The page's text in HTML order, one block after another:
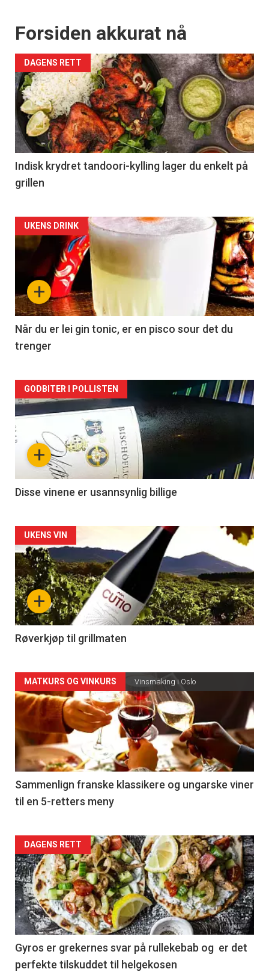
Forsiden akkurat nå
DAGENS RETT
Indisk krydret tandoori-kylling lager du enkelt på
grillen
Forsiden
akkurat
nå
-
2
+
UKENS DRINK
Når du er lei gin tonic, er en pisco sour det du
trenger
Forsiden
akkurat
nå
3
+
GODBITER I POLLISTEN
Disse vinene er usannsynlig billige
Forsiden
akkurat
nå
-
4
+
UKENS VIN
Røverkjøp til grillmaten
Forsiden
akkurat
nå
-
5
MATKURS OG VINKURS Vinsmaking i Oslo
Sammenlign franske klassikere og ungarske viner
til en 5-retters meny
Forsiden
akkurat
nå
-
6
DAGENS RETT
Gyros er grekernes svar på rullekebab og er det
perfekte tilskuddet til helgekosen